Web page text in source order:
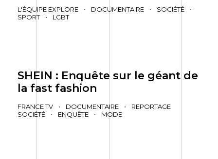
L'ÉQUIPE EXPLORE • DOCUMENTAIRE • SOCIÉTÉ
•
SPORT
• LGBT
SHEIN : Enquête sur le géant de
la fast fashion
FRANCE TV • DOCUMENTAIRE •
REPORTAGE
SOCIÉTÉ
• ENQUÊTE • MODE